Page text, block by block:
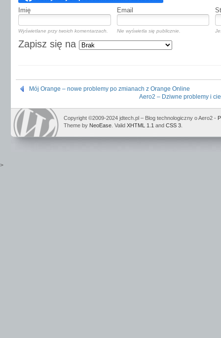
Imię Email
Wyświetlane przy twoich komentarzach. Nie wyświetla się publicznie.
Zapisz się na
Mój Orange – nowe problemy po zmianach z Orange Online
Aero2 – Dziwne problemy i
Copyright ©2009-2024 jdtech.pl – Blog technologiczny o Aero2 -
Theme by NeoEase . Valid XHTML 1.1 and CSS 3
>